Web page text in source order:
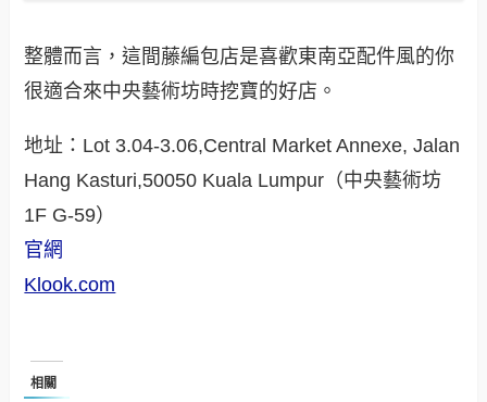
整體而言，這間藤編包店是喜歡東南亞配件風的你
很適合來中央藝術坊時挖寶的好店。
地址：Lot 3.04-3.06,Central Market Annexe, Jalan
Hang Kasturi,50050 Kuala Lumpur（中央藝術坊
1F G-59）
官網
Klook.com
相關